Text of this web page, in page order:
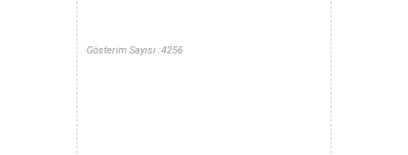
Gösterim Sayısı :4256